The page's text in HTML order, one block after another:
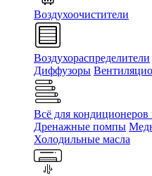
Воздухоочистители
Воздухораспределители
Диффузоры
Всё для кондиционеров
Дренажные помпы
Холодильные масла